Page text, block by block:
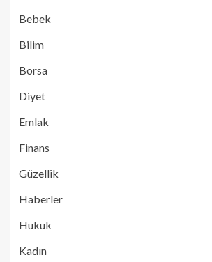
Bebek
Bilim
Borsa
Diyet
Emlak
Finans
Güzellik
Haberler
Hukuk
Kadın